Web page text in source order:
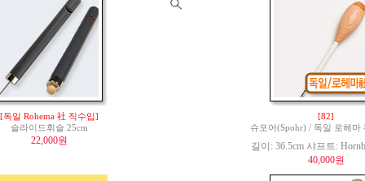
[독일 Rohema 社 직수입]
슬라이드휘슬 25cm
22,000원
[82]
슈포어(Spohr) / 독일 로헤마
길이: 36.5cm 샤프트:
40,000원